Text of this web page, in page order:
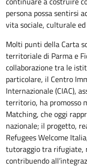
persona possa sentirsi
vita sociale, culturale
Molti punti della Carta
territoriale di Parma e
collaborazione tra le
particolare, il Centro
Internazionale (CIAC),
territorio, ha promosso
Matching, che oggi
nazionale; il progetto,
Refugees Welcome
tutoraggio tra rifugiate,
contribuendo